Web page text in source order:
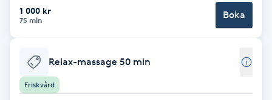
Brynformning
Brynplockning
1 000 kr
75 min Boka
Relax-massage 50 min
Friskvård